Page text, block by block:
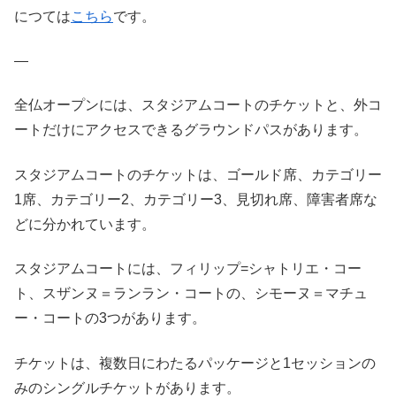
につてはこちらです。
—
全仏オープンには、スタジアムコートのチケットと、外コ
ートだけにアクセスできるグラウンドパスがあります。
スタジアムコートのチケットは、ゴールド席、カテゴリー
1席、カテゴリー2、カテゴリー3、見切れ席、障害者席な
どに分かれています。
スタジアムコートには、フィリップ=シャトリエ・コー
ト、スザンヌ＝ランラン・コートの、シモーヌ＝マチュ
ー・コートの3つがあります。
チケットは、複数日にわたるパッケージと1セッションの
みのシングルチケットがあります。